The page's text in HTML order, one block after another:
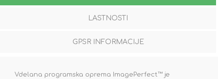
LASTNOSTI
GPSR INFORMACIJE
Vdelana programska oprema ImagePerfect™ je